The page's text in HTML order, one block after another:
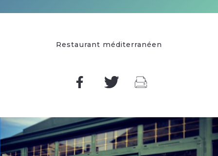
Restaurant méditerranéen